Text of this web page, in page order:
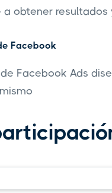
obtener
Facebook
Facebook Ads